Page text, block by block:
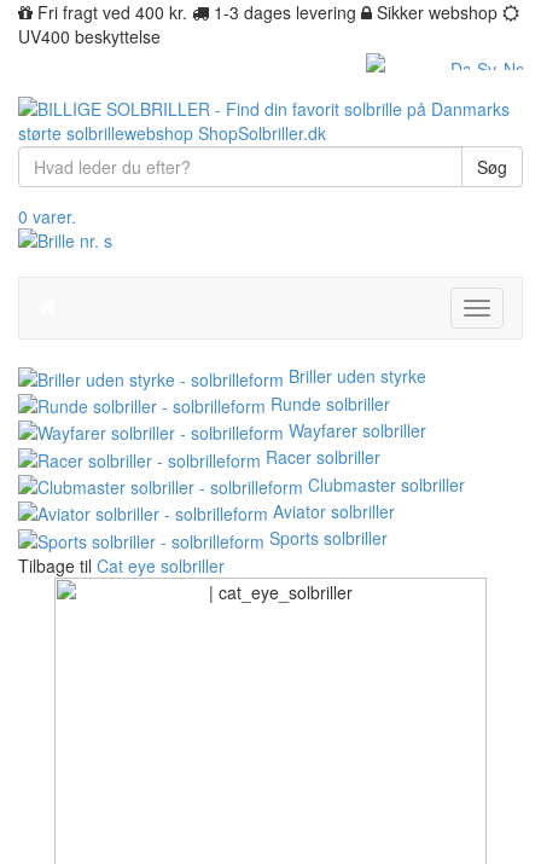
Fri fragt ved 400 kr. 1-3 dages levering
Sikker webshop
UV400 beskyttelse
Søg
0 varer.
Toggle
Briller uden styrke
Runde solbriller
Wayfarer solbriller
Racer solbriller
Clubmaster solbriller
Aviator solbriller
Sports solbriller
Tilbage til Cat eye solbriller